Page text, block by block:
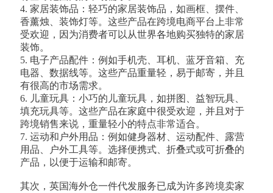
4. 家居装饰品：轻巧的家居装饰品，如画框、摆件、
香薰烛、装饰灯等。这些产品在跨境电商平台上非常
受欢迎，因为消费者可以从世界各地购买独特的家居
装饰。
5. 电子产品配件：例如手机壳、耳机、蓝牙音箱、充
电器、数据线等。这些产品重量轻，易于邮寄，并且
有很高的市场需求。
6. 儿童玩具：小巧的儿童玩具，如拼图、益智玩具、
填充玩具等。这些产品在家庭中很受欢迎，并且对于
跨境销售来说，重量轻小的特点非常适合。
7. 运动和户外用品：例如健身器材、运动配件、露营
用品、户外工具等。选择便携式、折叠式或可折叠的
产品，以便于运输和邮寄。
其次，英国海外仓一件代发服务已成为许多跨境卖家